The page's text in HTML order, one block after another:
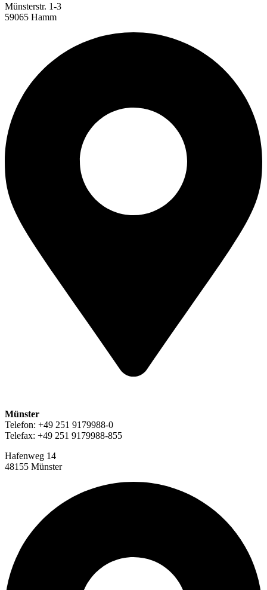
Münsterstr. 1-3
59065 Hamm
Münster
Telefon: +49 251 9179988-0
Telefax: +49 251 9179988-855
Hafenweg 14
48155 Münster